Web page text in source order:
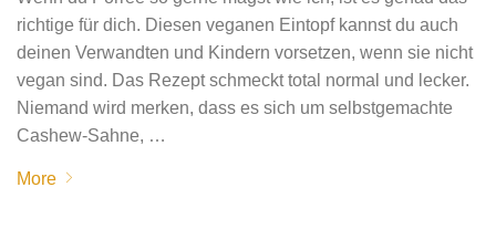
richtige für dich. Diesen veganen Eintopf kannst du auch
deinen Verwandten und Kindern vorsetzen, wenn sie nicht
vegan sind. Das Rezept schmeckt total normal und lecker.
Niemand wird merken, dass es sich um selbstgemachte
Cashew-Sahne, …
More